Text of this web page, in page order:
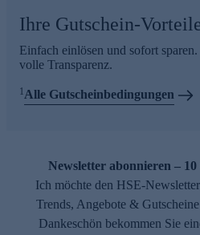
Ihre Gutschein-
Einfach einlösen und sofort
volle Transparenz.
1Alle Gutscheinbedingungen
Newsletter abonnieren –
Ich möchte den HSE-
Trends, Angebote &
Dankeschön bekommen Sie